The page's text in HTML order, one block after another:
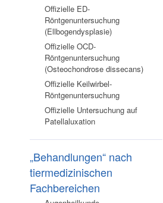
Offizielle ED-
Röntgenuntersuchung
(Ellbogendysplasie)
Offizielle OCD-
Röntgenuntersuchung
(Osteochondrose dissecans)
Offizielle Keilwirbel-
Röntgenuntersuchung
Offizielle Untersuchung auf
Patellaluxation
„Behandlungen“ nach
tiermedizinischen
Fachbereichen